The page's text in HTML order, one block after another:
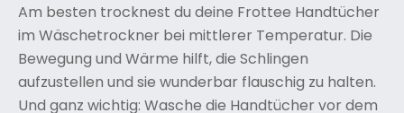
Am besten trocknest du deine Frottee Handtücher
im Wäschetrockner bei mittlerer Temperatur. Die
Bewegung und Wärme hilft, die Schlingen
aufzustellen und sie wunderbar flauschig zu halten.
Und ganz wichtig: Wasche die Handtücher vor dem